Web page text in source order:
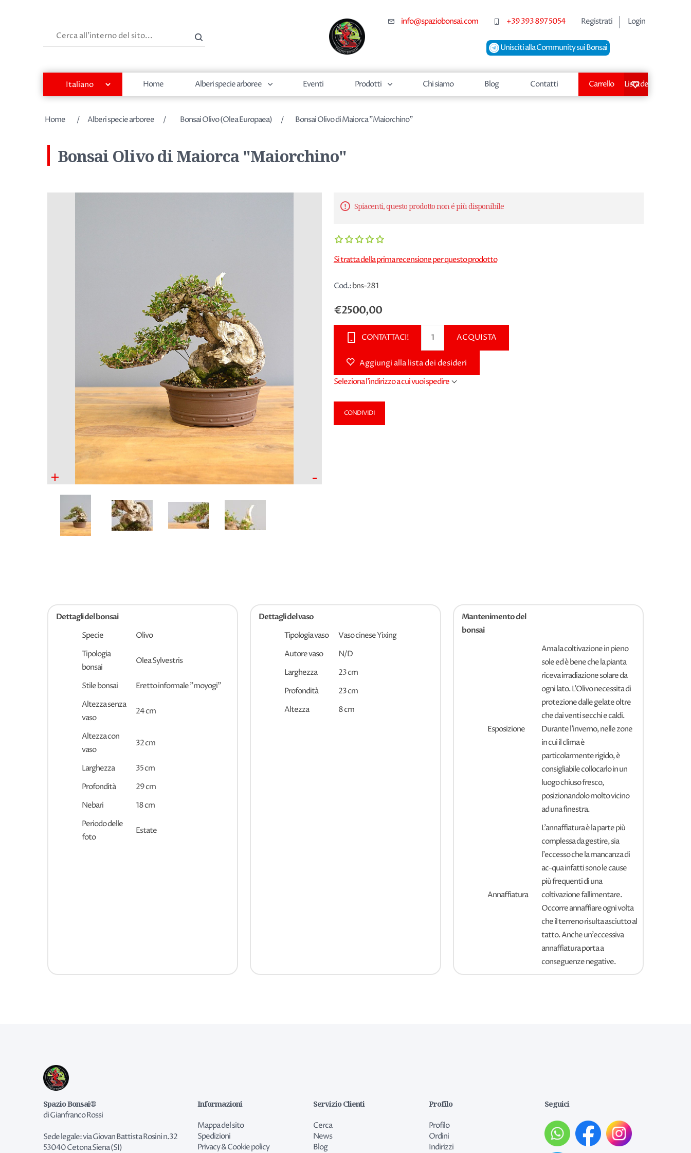
info@spaziobonsai.com +39 393 897 5054 Registrati Login
Unisciti alla Community sui Bonsai
Home Alberi specie arboree Eventi Prodotti Chi siamo Blog Contatti Carrello Lista dei desideri
Home / Alberi specie arboree / Bonsai Olivo (Olea Europaea) / Bonsai Olivo di Maiorca "Maiorchino"
Bonsai Olivo di Maiorca "Maiorchino"
+ -
Spiacenti, questo prodotto non é più disponibile
Si tratta della prima recensione per questo prodotto
Cod.:bns-281
€2500,00
CONTATTACI! ACQUISTA
Aggiungi alla lista dei desideri
Seleziona l'indirizzo a cui vuoi spedire
CONDIVIDI
Dettagli del bonsai
Specie
Olivo
Tipologia
bonsai
Olea Sylvestris
Stile bonsai
Eretto informale "moyogi"
Altezza senza
vaso
24 cm
Altezza con
vaso
32 cm
Larghezza
35 cm
Profondità
29 cm
Nebari
18 cm
Periodo delle
foto
Estate
Dettagli del vaso
Tipologia vaso
Vaso cinese Yixing
Autore vaso
N/D
Larghezza
23 cm
Profondità
23 cm
Altezza
8 cm
Mantenimento del
bonsai
Esposizione
Ama la coltivazione in pieno
sole ed è bene che la pianta
riceva irradiazione solare da
ogni lato. L'Olivo necessita di
protezione dalle gelate oltre
che dai venti secchi e caldi.
Durante l’inverno, nelle zone
in cui il clima è
particolarmente rigido, è
consigliabile collocarlo in un
luogo chiuso fresco,
posizionandolo molto vicino
ad una finestra.
Annaffiatura
L'annaffiatura è la parte più
complessa da gestire, sia
l'eccesso che la mancanza di
ac-qua infatti sono le cause
più frequenti di una
coltivazione fallimentare.
Occorre annaffiare ogni volta
che il terreno risulta asciutto al
tatto. Anche un'eccessiva
annaffiatura porta a
conseguenze negative.
Spazio Bonsai®
di Gianfranco Rossi
Sede legale: via Giovan Battista Rosini n.32
53040 Cetona Siena (SI)
Informazioni
Mappa del sito
Spedizioni
Privacy & Cookie policy
Servizio Clienti
Cerca
News
Blog
Profilo
Profilo
Ordini
Indirizzi
Seguici